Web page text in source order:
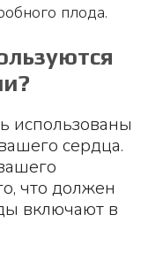
плода.
использованы
сердца.
что должен
включают в